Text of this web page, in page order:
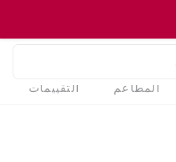
المطاعم التقييمات